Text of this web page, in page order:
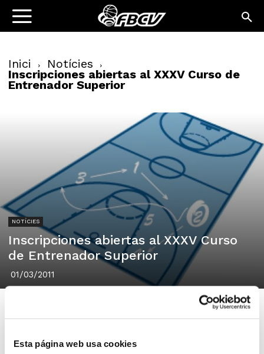
Esta página web usa cookies
Inici Notícies
Inscripciones abiertas al XXXV Curso de
Entrenador Superior
NOTÍCIES
Inscripciones abiertas al XXXV Curso
de Entrenador Superior
01/03/2011
La Federación Española de Baloncesto ha convocado el